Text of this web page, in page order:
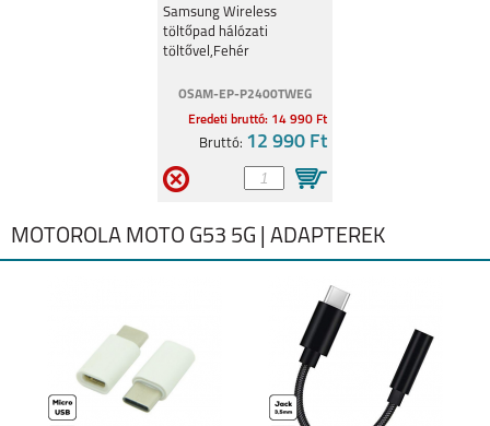
töltővel,Fehér
Samsung Wireless
töltőpad hálózati
töltővel,Fehér
OSAM-EP-P2400TWEG
Eredeti bruttó: 14 990 Ft
Bruttó: 12 990 Ft
MOTOROLA MOTO G53 5G | ADAPTEREK